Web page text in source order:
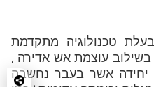
טכנולוגיה מתקדמת
עוצמת אש אדירה ,
יחידה אשר בעבר נחשבה